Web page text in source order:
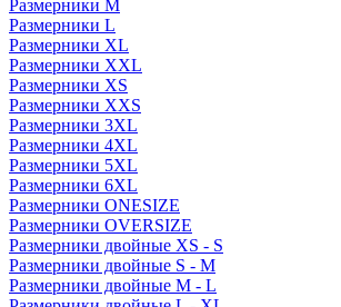
Размерники M
Размерники L
Размерники XL
Размерники XXL
Размерники XS
Размерники XXS
Размерники 3XL
Размерники 4XL
Размерники 5XL
Размерники 6XL
Размерники ONESIZE
Размерники OVERSIZE
Размерники двойные XS - S
Размерники двойные S - M
Размерники двойные M - L